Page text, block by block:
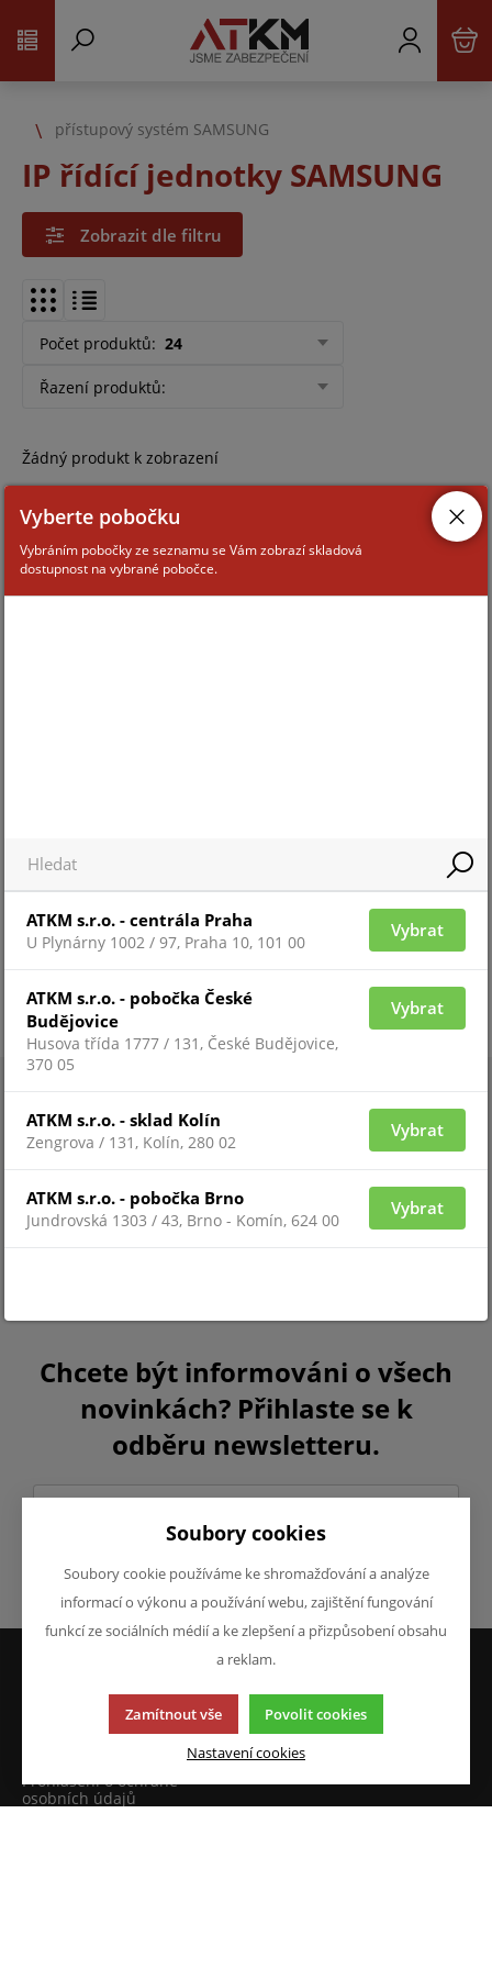
přístupový systém SAMSUNG
IP řídící jednotky SAMSUNG
Zobrazit dle filtru
Počet produktů: 24
Řazení produktů:
Žádný produkt k zobrazení
Chcete být informováni o všech
novinkách? Přihlaste se k
odběru newsletteru.
Odeslat
VŠE O NÁKUPU
Prohlášení o ochraně
osobních údajů
O FIRMĚ
Kontakty
Soubory cookies
Soubory cookie používáme ke shromažďování a analýze
informací o výkonu a používání webu, zajištění fungování
funkcí ze sociálních médií a ke zlepšení a přizpůsobení obsahu
a reklam.
Zamítnout vše Povolit cookies
Nastavení cookies
Vyberte pobočku
Vybráním pobočky ze seznamu se Vám zobrazí skladová
dostupnost na vybrané pobočce.
ATKM s.r.o. - centrála Praha
U Plynárny 1002 / 97, Praha 10, 101 00
Vybrat
ATKM s.r.o. - pobočka České
Budějovice
Husova třída 1777 / 131, České Budějovice,
370 05
Vybrat
ATKM s.r.o. - sklad Kolín
Zengrova / 131, Kolín, 280 02
Vybrat
ATKM s.r.o. - pobočka Brno
Jundrovská 1303 / 43, Brno - Komín, 624 00
Vybrat